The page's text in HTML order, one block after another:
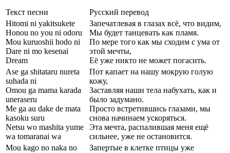
Текст песни
Русский перевод
Hitomi ni yakitsukete
Honou no you ni odoru
Mou kuruoshii hodo ni
Dare ni mo kesenai
Dream
Запечатлевая в глазах всё, что видим,
Мы будет танцевать как пламя.
По мере того как мы сходим с ума от
этой мечты,
Её уже никто не может погасить.
Ase ga shitataru nureta
suhada ni
Omou ga mama karada
uneraseru
Me ga au dake de mata
kasoku suru
Netsu wo mashita yume
wa tomaranai wa
Пот капает на нашу мокрую голую
кожу,
Заставляя наши тела набухать, как и
было задумано.
Просто встретившись глазами, мы
снова начинаем ускоряться.
Эта мечта, распалившая меня ещё
сильнее, уже не остановится.
Mou kago no naka no
Запертые в клетке птицы уже